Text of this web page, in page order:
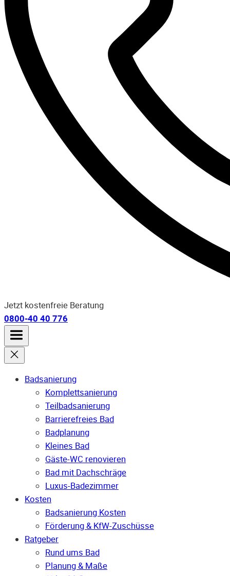
Jetzt kostenfreie Beratung
0800-40 40 776
Badsanierung
Komplettsanierung
Teilbadsanierung
Barrierefreies Bad
Badplanung
Kleines Bad
Gäste-WC renovieren
Bad mit Dachschräge
Luxus-Badezimmer
Kosten
Badsanierung Kosten
Förderung & KfW-Zuschüsse
Ratgeber
Rund ums Bad
Planung & Maße